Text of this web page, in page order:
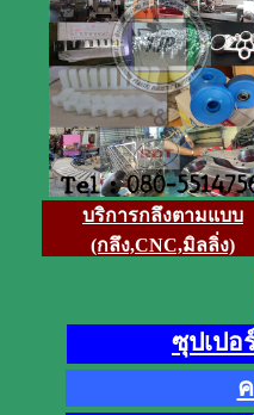
บริการกลึงตามแบบ
(กลึง,CNC,มิลลิ่ง)
ซุปเปอ